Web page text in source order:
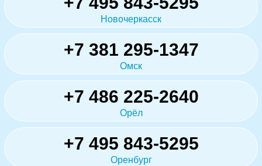
Новочеркасск
+7 381 295-1347
Омск
+7 486 225-2640
Орёл
+7 495 843-5295
Оренбург